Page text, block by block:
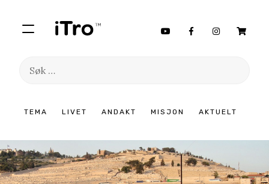
TEMA LIVET ANDAKT MISJON AKTUELT
Søk
innhold